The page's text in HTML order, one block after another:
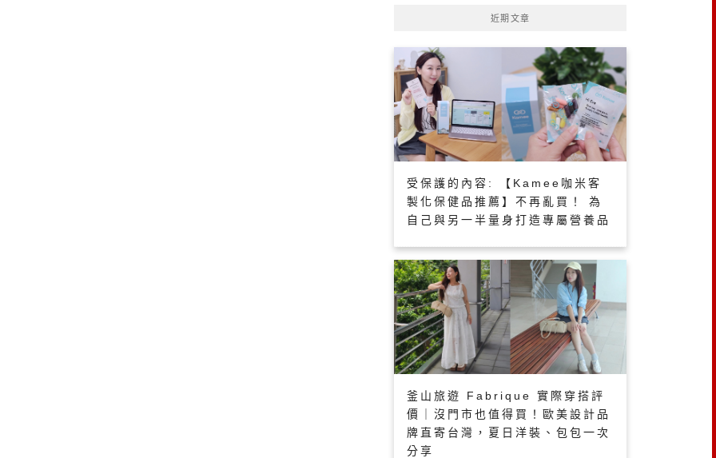
近期文章
受保護的內容: 【Kamee咖米客
製化保健品推薦】不再亂買！ 為
自己與另一半量身打造專屬營養品
釜山旅遊 Fabrique 實際穿搭評
價｜沒門市也值得買！歐美設計品
牌直寄台灣，夏日洋裝、包包一次
分享